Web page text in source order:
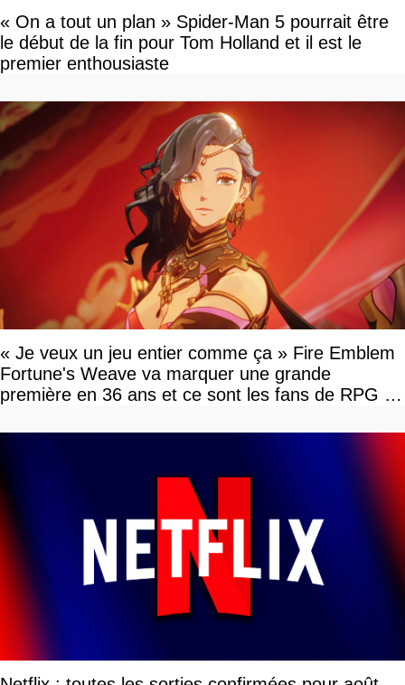
« On a tout un plan » Spider-Man 5 pourrait être
le début de la fin pour Tom Holland et il est le
premier enthousiaste
« Je veux un jeu entier comme ça » Fire Emblem
Fortune's Weave va marquer une grande
première en 36 ans et ce sont les fans de RPG en